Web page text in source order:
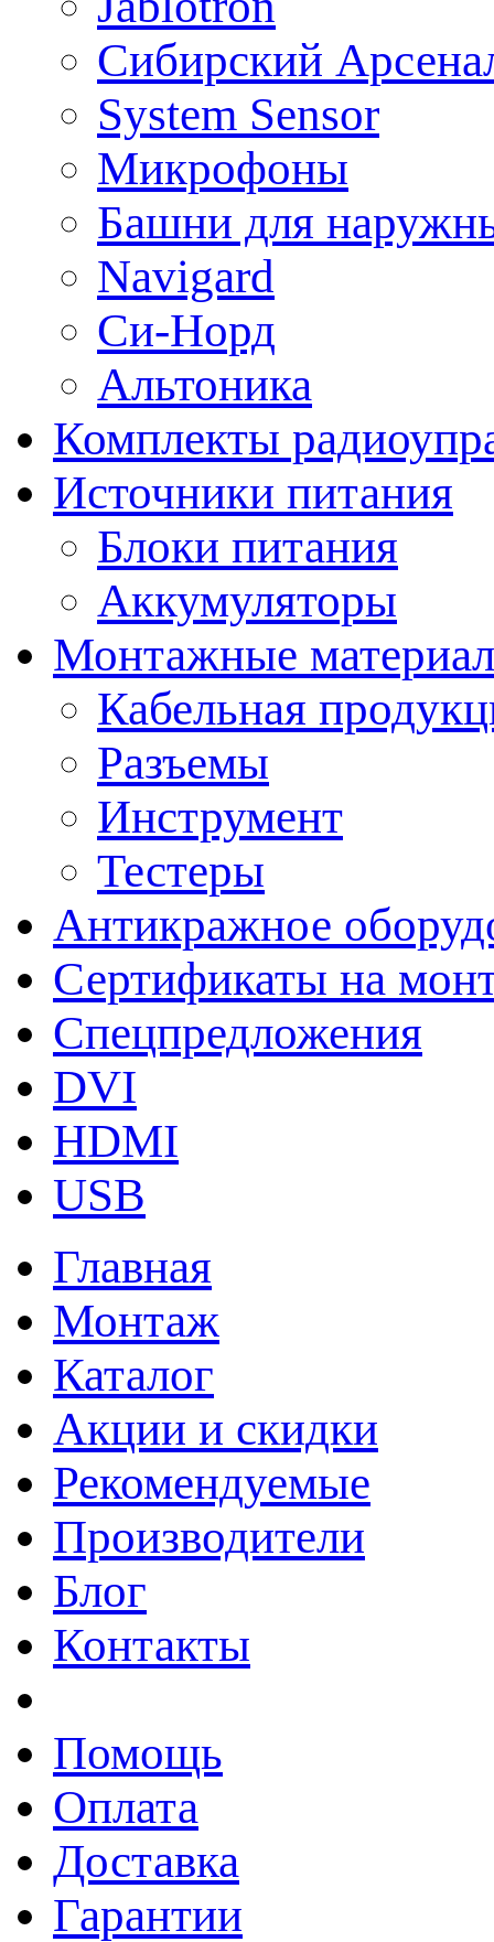
Сибирский
System Sensor
Микрофоны
Башни для
Navigard
Си-Норд
Альтоника
Комплекты
Источники питания
Блоки питания
Аккумуляторы
Монтажные
Кабельная
Разъемы
Инструмент
Тестеры
Антикражное
Сертификаты на
Спецпредложения
DVI
HDMI
USB
Главная
Монтаж
Каталог
Акции и скидки
Рекомендуемые
Производители
Блог
Контакты
Помощь
Оплата
Доставка
Гарантии